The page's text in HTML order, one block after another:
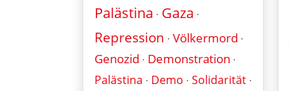
Palästina · Gaza ·
Repression · Völkermord ·
Genozid · Demonstration ·
Palästina · Demo · Solidarität ·